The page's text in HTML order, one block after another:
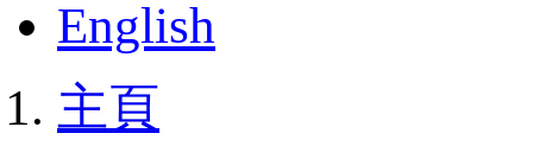
English
主頁